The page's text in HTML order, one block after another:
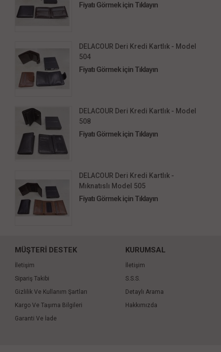
Fiyatı Görmek için Tıklayın
DELACOUR Deri Kredi Kartlık - Model
504
Fiyatı Görmek için Tıklayın
DELACOUR Deri Kredi Kartlık - Model
508
Fiyatı Görmek için Tıklayın
DELACOUR Deri Kredi Kartlık -
Mıknatıslı Model 505
Fiyatı Görmek için Tıklayın
MÜŞTERİ DESTEK
İletişim
Sipariş Takibi
Gizlilik Ve Kullanım Şartları
Kargo Ve Taşıma Bilgileri
Garanti Ve İade
KURUMSAL
İletişim
S.S.S.
Detaylı Arama
Hakkımızda